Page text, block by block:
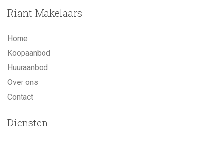
Riant Makelaars
Home
Koopaanbod
Huuraanbod
Over ons
Contact
Diensten